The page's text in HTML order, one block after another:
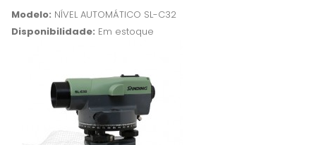
Modelo: NÍVEL AUTOMÁTICO SL-C32
Disponibilidade: Em estoque